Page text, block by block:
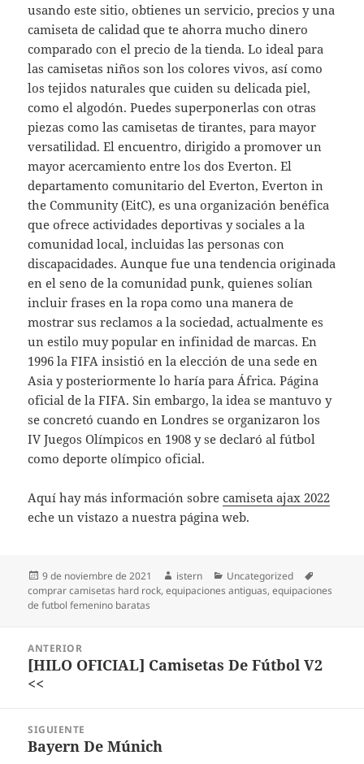
usando este sitio, obtienes un servicio, precios y una
camiseta de calidad que te ahorra mucho dinero
comparado con el precio de la tienda. Lo ideal para
las camisetas niños son los colores vivos, así como
los tejidos naturales que cuiden su delicada piel,
como el algodón. Puedes superponerlas con otras
piezas como las camisetas de tirantes, para mayor
versatilidad. El encuentro, dirigido a promover un
mayor acercamiento entre los dos Everton. El
departamento comunitario del Everton, Everton in
the Community (EitC), es una organización benéfica
que ofrece actividades deportivas y sociales a la
comunidad local, incluidas las personas con
discapacidades. Aunque fue una tendencia originada
en el seno de la comunidad punk, quienes solían
incluir frases en la ropa como una manera de
mostrar sus reclamos a la sociedad, actualmente es
un estilo muy popular en infinidad de marcas. En
1996 la FIFA insistió en la elección de una sede en
Asia y posteriormente lo haría para África. Página
oficial de la FIFA. Sin embargo, la idea se mantuvo y
se concretó cuando en Londres se organizaron los
IV Juegos Olímpicos en 1908 y se declaró al fútbol
como deporte olímpico oficial.
Aquí hay más información sobrecamiseta ajax 2022
eche un vistazo a nuestra página web.
Publicado
el
9 de noviembre de 2021 Autor
istern Categorías
Uncategorized
comprar camisetas hard rock,equipaciones antiguas,equipaciones
de futbol femenino baratas
entradas
ANTERIOR
Entrada
anterior:
[HILO OFICIAL] Camisetas De Fútbol V2
<<
SIGUIENTE
Entrada
Bayern De Múnich